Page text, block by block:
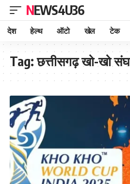
NEWS4U36
देश हेल्थ ऑटो खेल टेक
Tag:छत्तीसगढ़ खो-खो संघ